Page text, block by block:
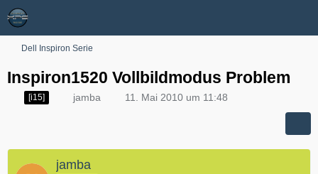
Dell Inspiron Serie
Inspiron1520 Vollbildmodus Problem
[i15] jamba 11. Mai 2010 um 11:48
jamba